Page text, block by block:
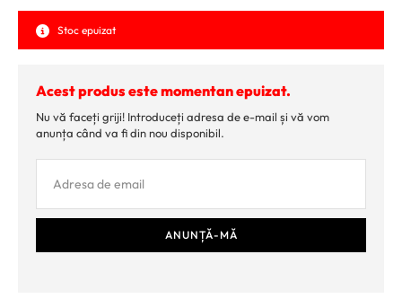
Stoc epuizat
Acest produs este momentan epuizat.
Nu vă faceți griji! Introduceți adresa de e-mail și vă vom
anunța când va fi din nou disponibil.